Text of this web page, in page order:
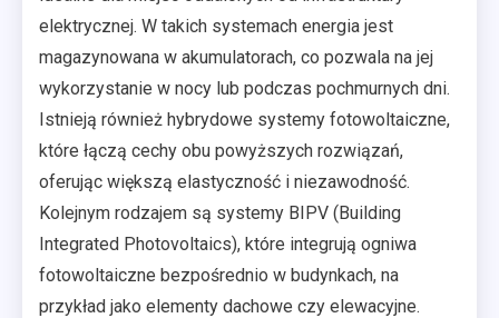
elektrycznej. W takich systemach energia jest
magazynowana w akumulatorach, co pozwala na jej
wykorzystanie w nocy lub podczas pochmurnych dni.
Istnieją również hybrydowe systemy fotowoltaiczne,
które łączą cechy obu powyższych rozwiązań,
oferując większą elastyczność i niezawodność.
Kolejnym rodzajem są systemy BIPV (Building
Integrated Photovoltaics), które integrują ogniwa
fotowoltaiczne bezpośrednio w budynkach, na
przykład jako elementy dachowe czy elewacyjne.